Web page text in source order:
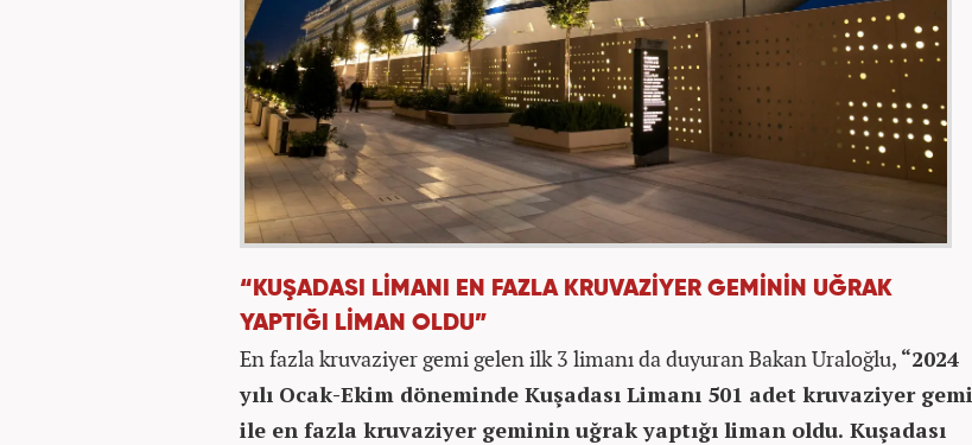
“KUŞADASI LİMANI EN FAZLA KRUVAZİYER GEMİNİN UĞRAK
YAPTIĞI LİMAN OLDU”
En fazla kruvaziyer gemi gelen ilk 3 limanı da duyuran Bakan Uraloğlu, “2024
yılı Ocak-Ekim döneminde Kuşadası Limanı 501 adet kruvaziyer gemi
ile en fazla kruvaziyer geminin uğrak yaptığı liman oldu. Kuşadası